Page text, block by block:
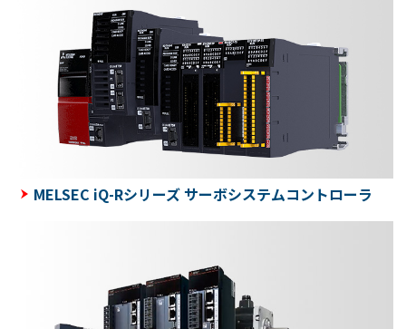
MELSEC iQ-Rシリーズ サーボシステムコントローラ